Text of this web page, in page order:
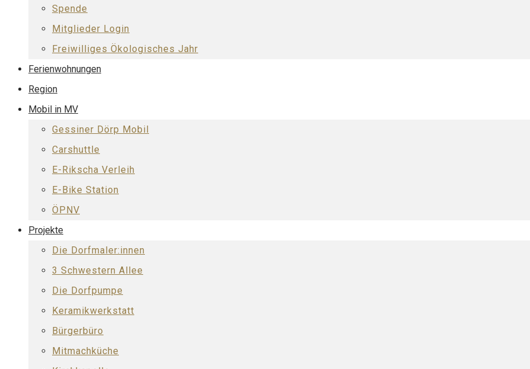
Spende
Mitglieder Login
Freiwilliges Ökologisches Jahr
Ferienwohnungen
Region
Mobil in MV
Gessiner Dörp Mobil
Carshuttle
E-Rikscha Verleih
E-Bike Station
ÖPNV
Projekte
Die Dorfmaler:innen
3 Schwestern Allee
Die Dorfpumpe
Keramikwerkstatt
Bürgerbüro
Mitmachküche